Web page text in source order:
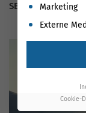
SEO-Analyse in
Marketing
Externe
Cookie-